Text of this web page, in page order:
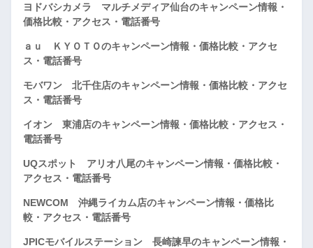
ヨドバシカメラ マルチメディア仙台のキャンペーン情報・
価格比較・アクセス・電話番号
ａｕ ＫＹＯＴＯのキャンペーン情報・価格比較・アクセ
ス・電話番号
モバワン 北千住店のキャンペーン情報・価格比較・アクセ
ス・電話番号
イオン 東浦店のキャンペーン情報・価格比較・アクセス・
電話番号
UQスポット アリオ八尾のキャンペーン情報・価格比較・
アクセス・電話番号
NEWCOM 沖縄ライカム店のキャンペーン情報・価格比
較・アクセス・電話番号
JPICモバイルステーション 長崎諫早のキャンペーン情報・